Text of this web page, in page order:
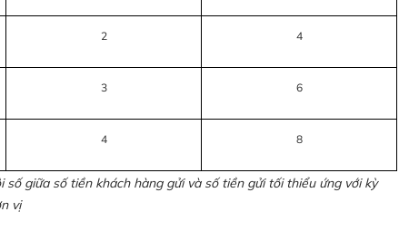
2 4
3 6
4 8
giữa số tiền khách hàng gửi và số tiền gửi tối thiểu ứng với kỳ
vị